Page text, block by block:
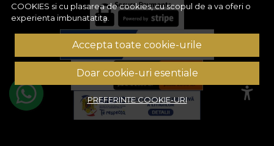
COOKIES si cu plasarea de cookies, cu scopul de a va oferi o
experienta imbunatatita.
Accepta toate cookie-urile
Doar cookie-uri esentiale
PREFERINTE COOKIE-URI